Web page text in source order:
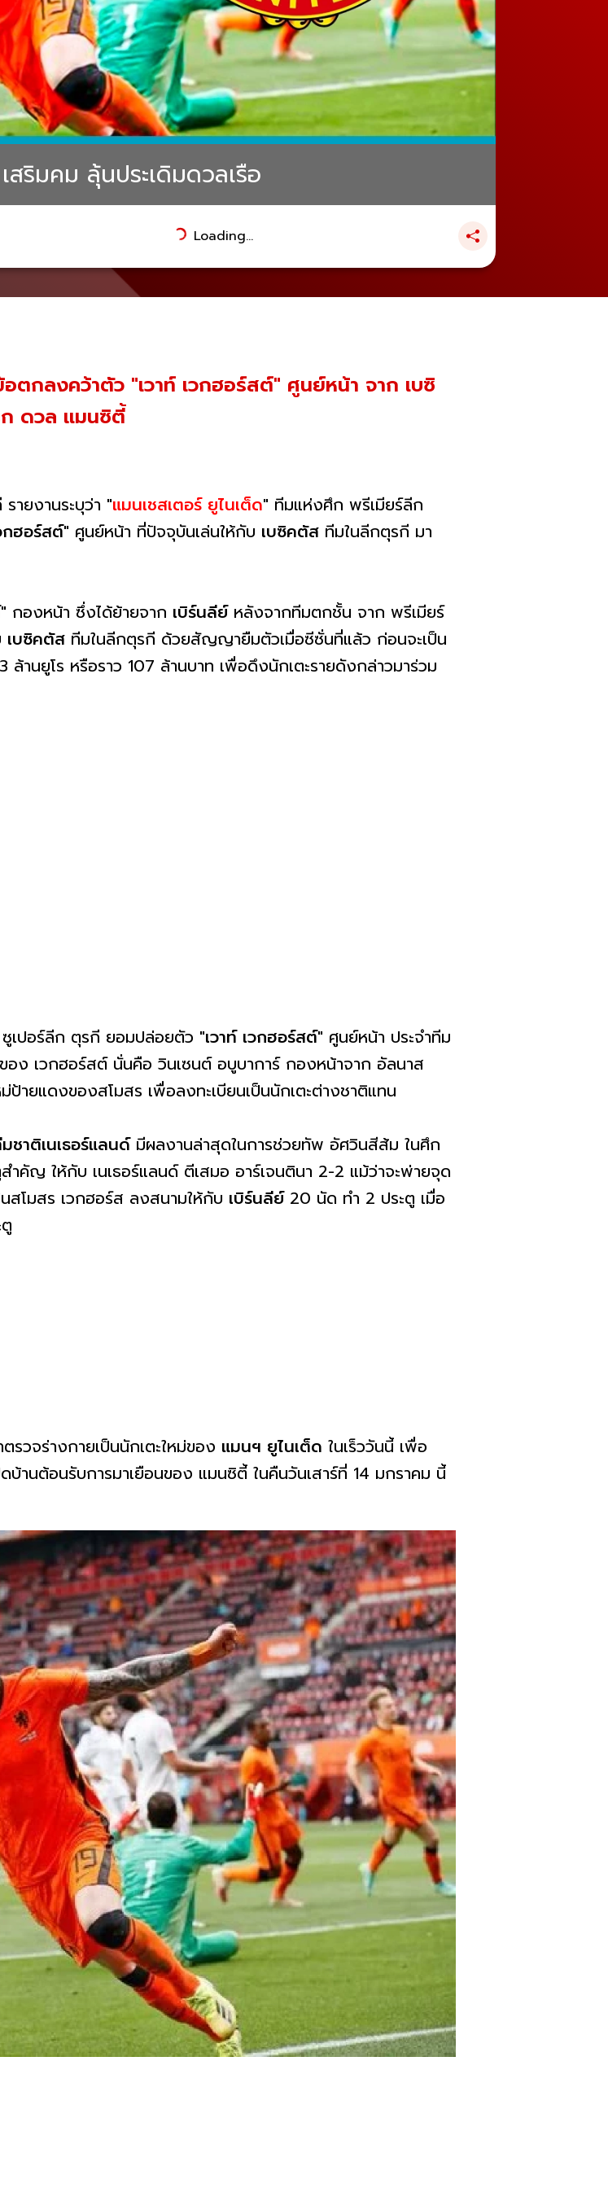
ริมคม ลุ้นประเดิมดวลเรือ
Loading...
ตกลงคว้าตัว "เวาท์ เวกฮอร์สต์" ศูนย์หน้า จาก เบซิ
ก ดวล แมนซิตี้
ายงานระบุว่า "แมนเชสเตอร์ ยูไนเต็ด" ทีมแห่งศึก พรีเมียร์ลีก
กฮอร์สต์" ศูนย์หน้า ที่ปัจจุบันเล่นให้กับ เบซิคตัส ทีมในลีกตุรกี มา
" กองหน้า ซึ่งได้ย้ายจาก เบิร์นลีย์หลังจากทีมตกชั้น จาก พรีเมียร์
เบซิคตัส ทีมในลีกตุรกี ด้วยสัญญายืมตัวเมื่อซีซั่นที่แล้ว ก่อนจะเป็น
ล้านยูโร หรือราว 107 ล้านบาท เพื่อดึงนักเตะรายดังกล่าวมาร่วม
เปอร์ลีก ตุรกี ยอมปล่อยตัว "เวาท์ เวกฮอร์สต์" ศูนย์หน้า ประจำทีม
ง เวกฮอร์สต์ นั่นคือ วินเซนต์ อบูบาการ์ กองหน้าจาก อัลนาส
ายแดงของสโมสร เพื่อลงทะเบียนเป็นนักเตะต่างชาติแทน
ชาติเนเธอร์แลนด์มีผลงานล่าสุดในการช่วยทัพ อัศวินสีส้ม ในศึก
คัญ ให้กับ เนเธอร์แลนด์ ตีเสมอ อาร์เจนตินา 2-2 แม้ว่าจะพ่ายจุด
โมสร เวกฮอร์ส ลงสนามให้กับ เบิร์นลีย์20 นัด ทำ 2 ประตู เมื่อ
รวจร่างกายเป็นนักเตะใหม่ของ แมนฯ ยูไนเต็ด ในเร็ววันนี้ เพื่อ
านต้อนรับการมาเยือนของ แมนซิตี้ ในคืนวันเสาร์ที่ 14 มกราคม นี้